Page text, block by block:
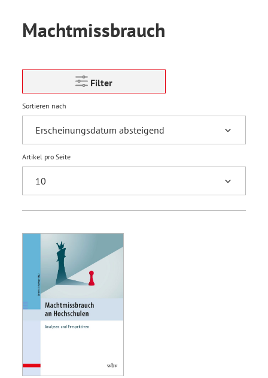
Machtmissbrauch
Filter
Sortieren nach
Artikel pro Seite